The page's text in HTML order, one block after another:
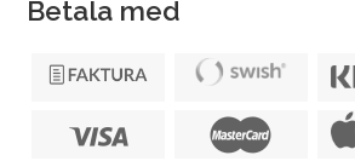
Betala med